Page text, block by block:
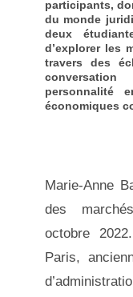
participants,
du monde
deux
d’explorer les
travers des
personnalité
économiques
Marie-Anne
des
octobre
Paris,